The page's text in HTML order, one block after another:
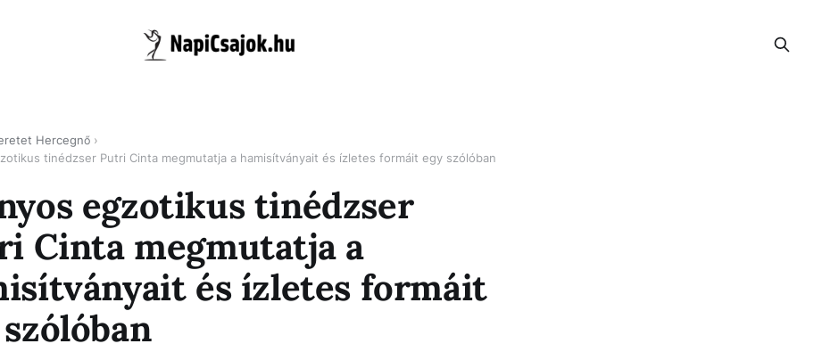
Hercegnő
tinédzser Putri Cinta megmutatja a hamisítványait és ízletes formáit egy szólóban
egzotikus tinédzser
Cinta megmutatja a
és ízletes formáit